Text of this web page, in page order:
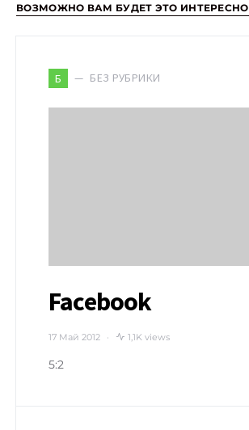
ВОЗМОЖНО ВАМ БУДЕТ ЭТО ИНТЕРЕСНО
Б БЕЗ РУБРИКИ
Facebook
17 Май 2012 1,1K views
5:2